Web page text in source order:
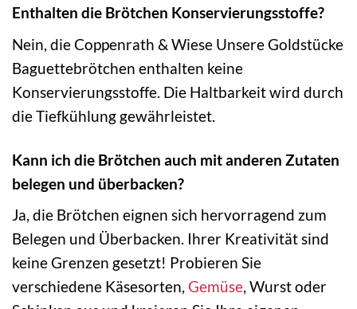
Enthalten die Brötchen Konservierungsstoffe?
Nein, die Coppenrath & Wiese Unsere Goldstücke
Baguettebrötchen enthalten keine
Konservierungsstoffe. Die Haltbarkeit wird durch
die Tiefkühlung gewährleistet.
Kann ich die Brötchen auch mit anderen Zutaten
belegen und überbacken?
Ja, die Brötchen eignen sich hervorragend zum
Belegen und Überbacken. Ihrer Kreativität sind
keine Grenzen gesetzt! Probieren Sie
verschiedene Käsesorten, Gemüse, Wurst oder